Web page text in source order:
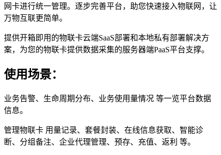
网卡进行统一管理。逐步完善平台，助您快速接入物联网，让
万物互联更简单。
提供开箱即用的物联卡云端SaaS部署和本地私有部署解决方
案，为您的物联卡提供数据采集的服务器端PaaS平台支撑。
使用场景：
业务告警、生命周期分布、业务使用量情况 等一览平台数据
信息。
管理物联卡 用量记录、套餐封装、在线信息获取、智能诊
断、分组备注、企业代理管理、预存、充值、返利 等。